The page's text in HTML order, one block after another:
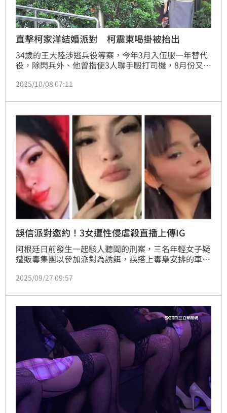
直擊柯家洋結婚派對 柯震東喝掛被抬出
34歲的王大陸涉逃兵役等案，今年3月入伍服一年替代
役，除閃兵外、他曾指使3人聯手毆打司機，8月份又爆
爭議事件不斷；不過時報周刊CTWANT日前直擊他現身
沐軒同行，彷彿是自己親哥哥結婚非常開心投入，大概
是當兵有操到，到結束都體力過人精力充沛，反而是柯
震東早已不勝酒力，整個癱軟被友人們扶出餐廳。
2025/10/08 07:11
誤信派對邀約！3女遭性侵虐殺直播上傳IG
阿根廷日前發生一起駭人聽聞的刑案，三名年輕女子疑
遭販毒集團以參加派對為誘餌，誤搭上毒梟安排的車輛
的是，整個施暴過程竟被兇嫌透過社群平台Instagram
2025/09/27 09:57